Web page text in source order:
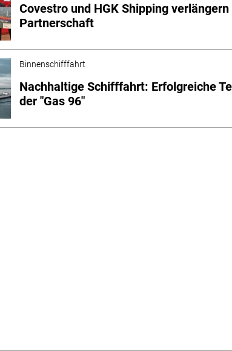
Covestro und HGK Shipping verlängern
Partnerschaft
Binnenschifffahrt
Nachhaltige Schifffahrt: Erfolgreiche
der "Gas 96"